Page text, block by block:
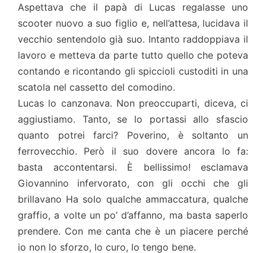
Aspettava che il papà di Lucas regalasse uno
scooter nuovo a suo figlio e, nell’attesa, lucidava il
vecchio sentendolo già suo. Intanto raddoppiava il
lavoro e metteva da parte tutto quello che poteva
contando e ricontando gli spiccioli custoditi in una
scatola nel cassetto del comodino.
Lucas lo canzonava. Non preoccuparti, diceva, ci
aggiustiamo. Tanto, se lo portassi allo sfascio
quanto potrei farci? Poverino, è soltanto un
ferrovecchio. Però il suo dovere ancora lo fa:
basta accontentarsi. È bellissimo! esclamava
Giovannino infervorato, con gli occhi che gli
brillavano Ha solo qualche ammaccatura, qualche
graffio, a volte un po’ d’affanno, ma basta saperlo
prendere. Con me canta che è un piacere perché
io non lo sforzo, lo curo, lo tengo bene.